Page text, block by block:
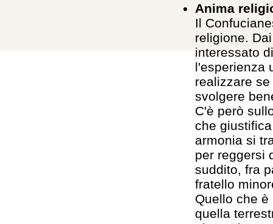
Anima
Il
religione.
interessato
l'esperienza
realizzare
svolgere
C'è però
che
armonia si
per reggersi
suddito, fra
fratello
Quello che
quella